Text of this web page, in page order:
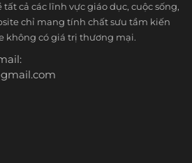
cả các lĩnh vực giáo dục, cuộc sống,
chỉ mang tính chất sưu tầm kiến
không có giá trị thương mại.